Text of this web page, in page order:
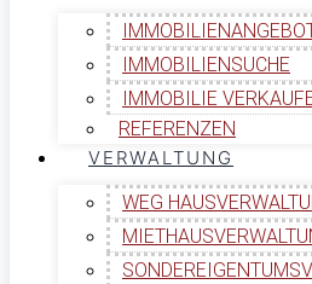
IMMOBILIENSUCHE
IMMOBILIE
REFERENZEN
VERWALTUNG
WEG